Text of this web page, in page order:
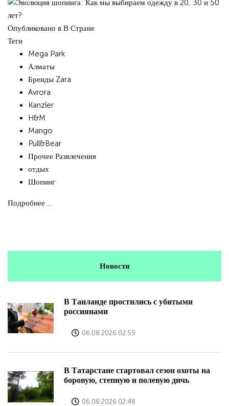
Опубликовано в В Стране
Теги
Mega Park
Алматы
Бренды Zara
Avrora
Kanzler
H&M
Mango
Pull&Bear
Прочее Развлечения
отдых
Шопинг
Подробнее ...
Новости
В Таиланде простились с убитыми
россиянами
06.08.2026 02:59
В Татарстане стартовал сезон охоты на
боровую, степную и полевую дичь
06.08.2026 02:48